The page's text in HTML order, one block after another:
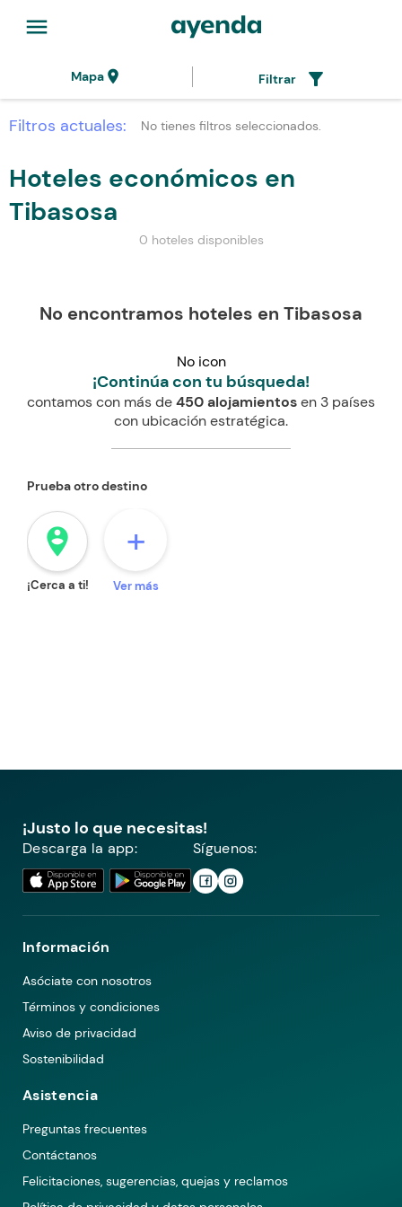
menu
Mapalocation_on Filtrar filter_alt
Filtros actuales: No tienes filtros seleccionados.
Hoteles económicos en
Tibasosa
0 hoteles disponibles
No encontramos hoteles en Tibasosa
No icon
¡Continúa con tu búsqueda!
contamos con más de450 alojamientosen 3 países
con ubicación estratégica.
Prueba otro destino
person_pin_circle
¡Cerca a ti!
+
Ver más
¡Justo lo que necesitas!
Descarga la app: Síguenos:
Información
Asóciate con nosotros
Términos y condiciones
Aviso de privacidad
Sostenibilidad
Asistencia
Preguntas frecuentes
Contáctanos
Felicitaciones, sugerencias, quejas y reclamos